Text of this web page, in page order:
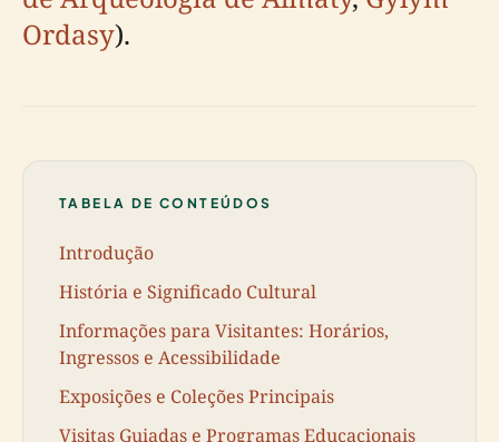
Ordasy).
TABELA DE CONTEÚDOS
Introdução
História e Significado Cultural
Informações para Visitantes: Horários,
Ingressos e Acessibilidade
Exposições e Coleções Principais
Visitas Guiadas e Programas Educacionais